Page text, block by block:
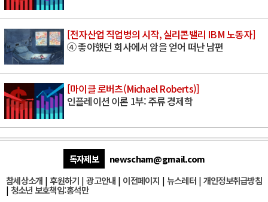
[전자산업 직업병의 시작, 실리콘밸리 IBM 노동자]
④ 좋아했던 회사에서 암을 얻어 떠난 남편
[마이클 로버츠(Michael Roberts)]
인플레이션 이론 1부: 주류 경제학
독자제보
newscham@gmail.com
참세상소개 | 후원하기 |광고안내 | 이전페이지 | 뉴스레터| 개인정보취급방침
| 청소년 보호책임:홍석만